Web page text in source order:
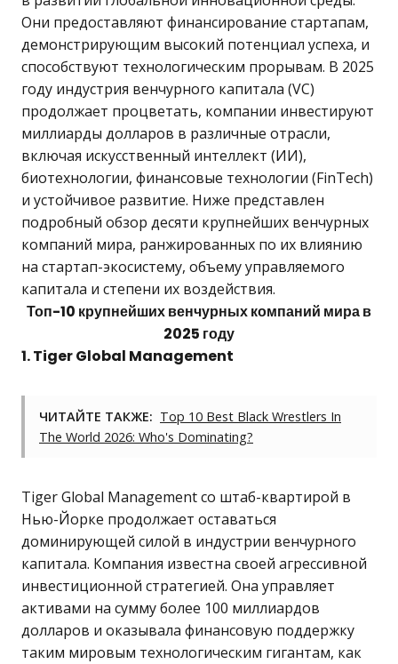
Они предоставляют финансирование стартапам,
демонстрирующим высокий потенциал успеха, и
способствуют технологическим прорывам. В 2025
году индустрия венчурного капитала (VC)
продолжает процветать, компании инвестируют
миллиарды долларов в различные отрасли,
включая искусственный интеллект (ИИ),
биотехнологии, финансовые технологии (FinTech)
и устойчивое развитие. Ниже представлен
подробный обзор десяти крупнейших венчурных
компаний мира, ранжированных по их влиянию
на стартап-экосистему, объему управляемого
капитала и степени их воздействия.
Топ-10 крупнейших венчурных компаний мира в
2025 году
1. Tiger Global Management
ЧИТАЙТЕ ТАКЖЕ: Top 10 Best Black Wrestlers In
The World 2026: Who's Dominating?
Tiger Global Management со штаб-квартирой в
Нью-Йорке продолжает оставаться
доминирующей силой в индустрии венчурного
капитала. Компания известна своей агрессивной
инвестиционной стратегией. Она управляет
активами на сумму более 100 миллиардов
долларов и оказывала финансовую поддержку
таким мировым технологическим гигантам, как